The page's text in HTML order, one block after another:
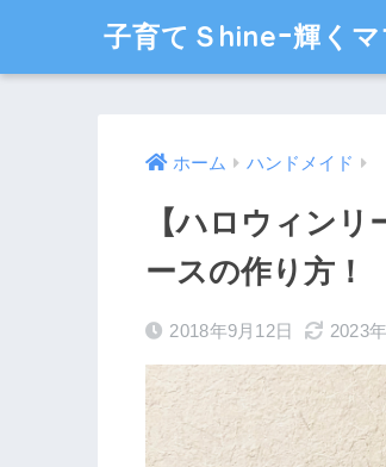
子育てＳhineｰ輝く
ホーム ハンドメイド
【ハロウィン
ースの作り方！
2018年9月12日 2023